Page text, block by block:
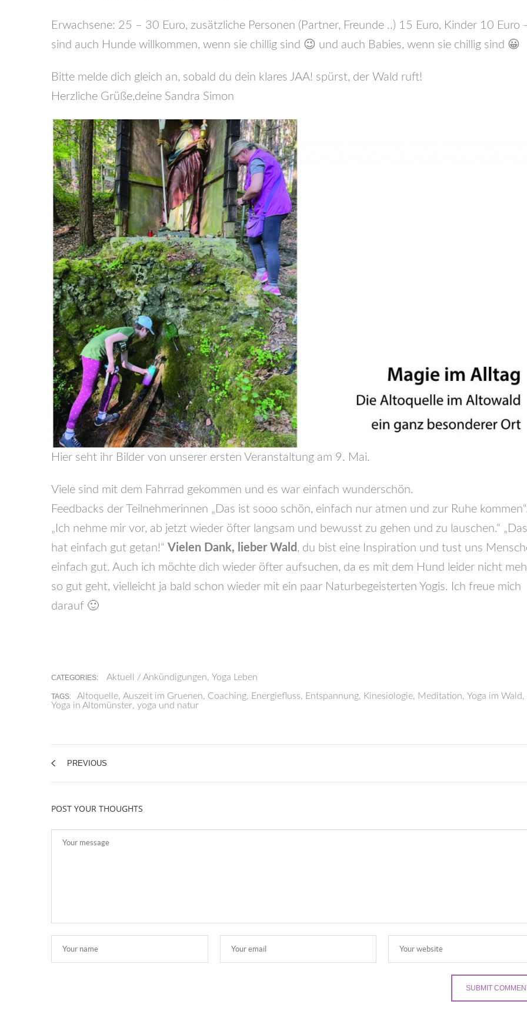
Erwachsene: 25 – 30 Euro, zusätzliche Personen (Partner, Freunde ..) 15 Euro, Kinder 10 Euro
sind auch Hunde willkommen, wenn sie chillig sind 😉 und auch Babies, wenn sie chillig sind 😀
Bitte melde dich gleich an, sobald du dein klares JAA! spürst, der Wald ruft!
Herzliche Grüße,deine Sandra Simon
Hier seht ihr Bilder von unserer ersten Veranstaltung am 9. Mai.
Viele sind mit dem Fahrrad gekommen und es war einfach wunderschön.
Feedbacks der Teilnehmerinnen „Das ist sooo schön, einfach nur atmen und zur Ruhe
„Ich nehme mir vor, ab jetzt wieder öfter langsam und bewusst zu gehen und zu lauschen.“ „Das
hat einfach gut getan!“ Vielen Dank, lieber Wald , du bist eine Inspiration und tust uns
einfach gut. Auch ich möchte dich wieder öfter aufsuchen, da es mit dem Hund leider nicht
so gut geht, vielleicht ja bald schon wieder mit ein paar Naturbegeisterten Yogis. Ich freue mich
darauf 🙂
CATEGORIES: Aktuell / Ankündigungen, Yoga Leben
TAGS: Altoquelle, Auszeit im Gruenen, Coaching, Energiefluss, Entspannung, Kinesiologie, Meditation, Yoga im Wald,
Yoga in Altomünster, yoga und natur
PREVIOUS
POST YOUR THOUGHTS